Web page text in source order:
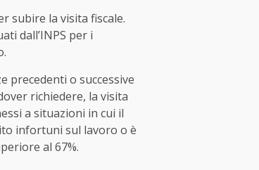
subire la visita fiscale.
dall’INPS per i
precedenti o successive
richiedere, la visita
a situazioni in cui il
infortuni sul lavoro o è
al 67%.